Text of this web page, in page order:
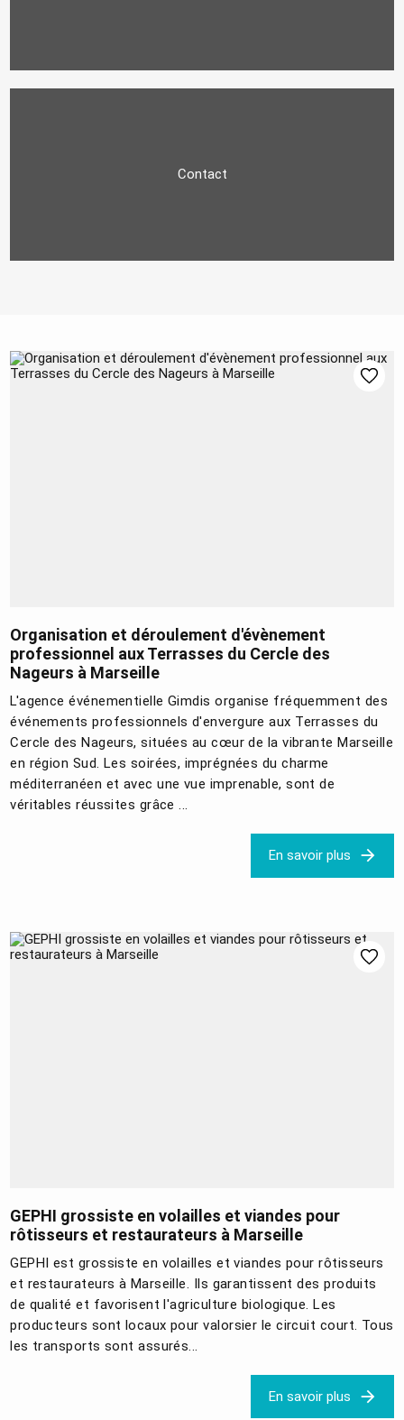
Contact
Organisation et déroulement d'évènement
professionnel aux Terrasses du Cercle des
Nageurs à Marseille
L'agence événementielle Gimdis organise fréquemment des
événements professionnels d'envergure aux Terrasses du
Cercle des Nageurs, situées au cœur de la vibrante Marseille
en région Sud. Les soirées, imprégnées du charme
méditerranéen et avec une vue imprenable, sont de
véritables réussites grâce ...
En savoir plus
GEPHI grossiste en volailles et viandes pour
rôtisseurs et restaurateurs à Marseille
GEPHI est grossiste en volailles et viandes pour rôtisseurs
et restaurateurs à Marseille. Ils garantissent des produits
de qualité et favorisent l'agriculture biologique. Les
producteurs sont locaux pour valorsier le circuit court. Tous
les transports sont assurés...
En savoir plus